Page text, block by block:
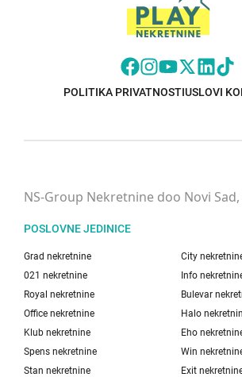
POLITIKA PRIVATNOSTIUSLOVI
NS-Group Nekretnine doo Novi Sad,
POSLOVNE JEDINICE
Grad nekretnine
City
021 nekretnine
Info
Royal nekretnine
Bulevar
Office nekretnine
Halo
Klub nekretnine
Eho
Spens nekretnine
Win
Stan nekretnine
Exit